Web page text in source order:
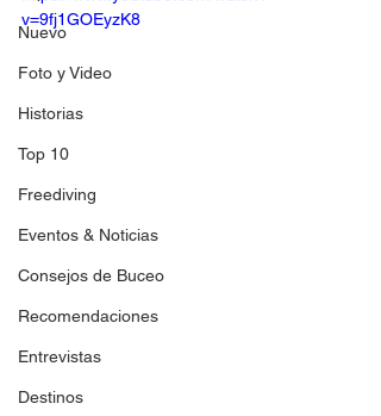
Nuevo
Foto y Video
Historias
Top 10
Freediving
Eventos & Noticias
Consejos de Buceo
Recomendaciones
Entrevistas
Destinos
v=9fj1GOEyzK8